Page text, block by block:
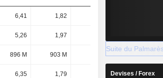
6,41 1,82
5,26 1,97
896 M 903 M 911 M 922 M
6,35 1,79 6,43
Suite du Palmarès
Devises / Forex